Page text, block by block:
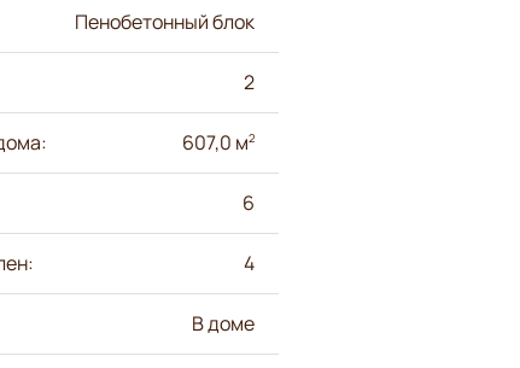
Пенобетонный блок
2
607,0 м2
6
4
В доме